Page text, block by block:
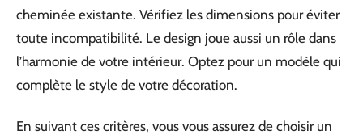
cheminée existante. Vérifiez les dimensions pour éviter
toute incompatibilité. Le design joue aussi un rôle dans
l’harmonie de votre intérieur. Optez pour un modèle qui
complète le style de votre décoration.
En suivant ces critères, vous vous assurez de choisir un